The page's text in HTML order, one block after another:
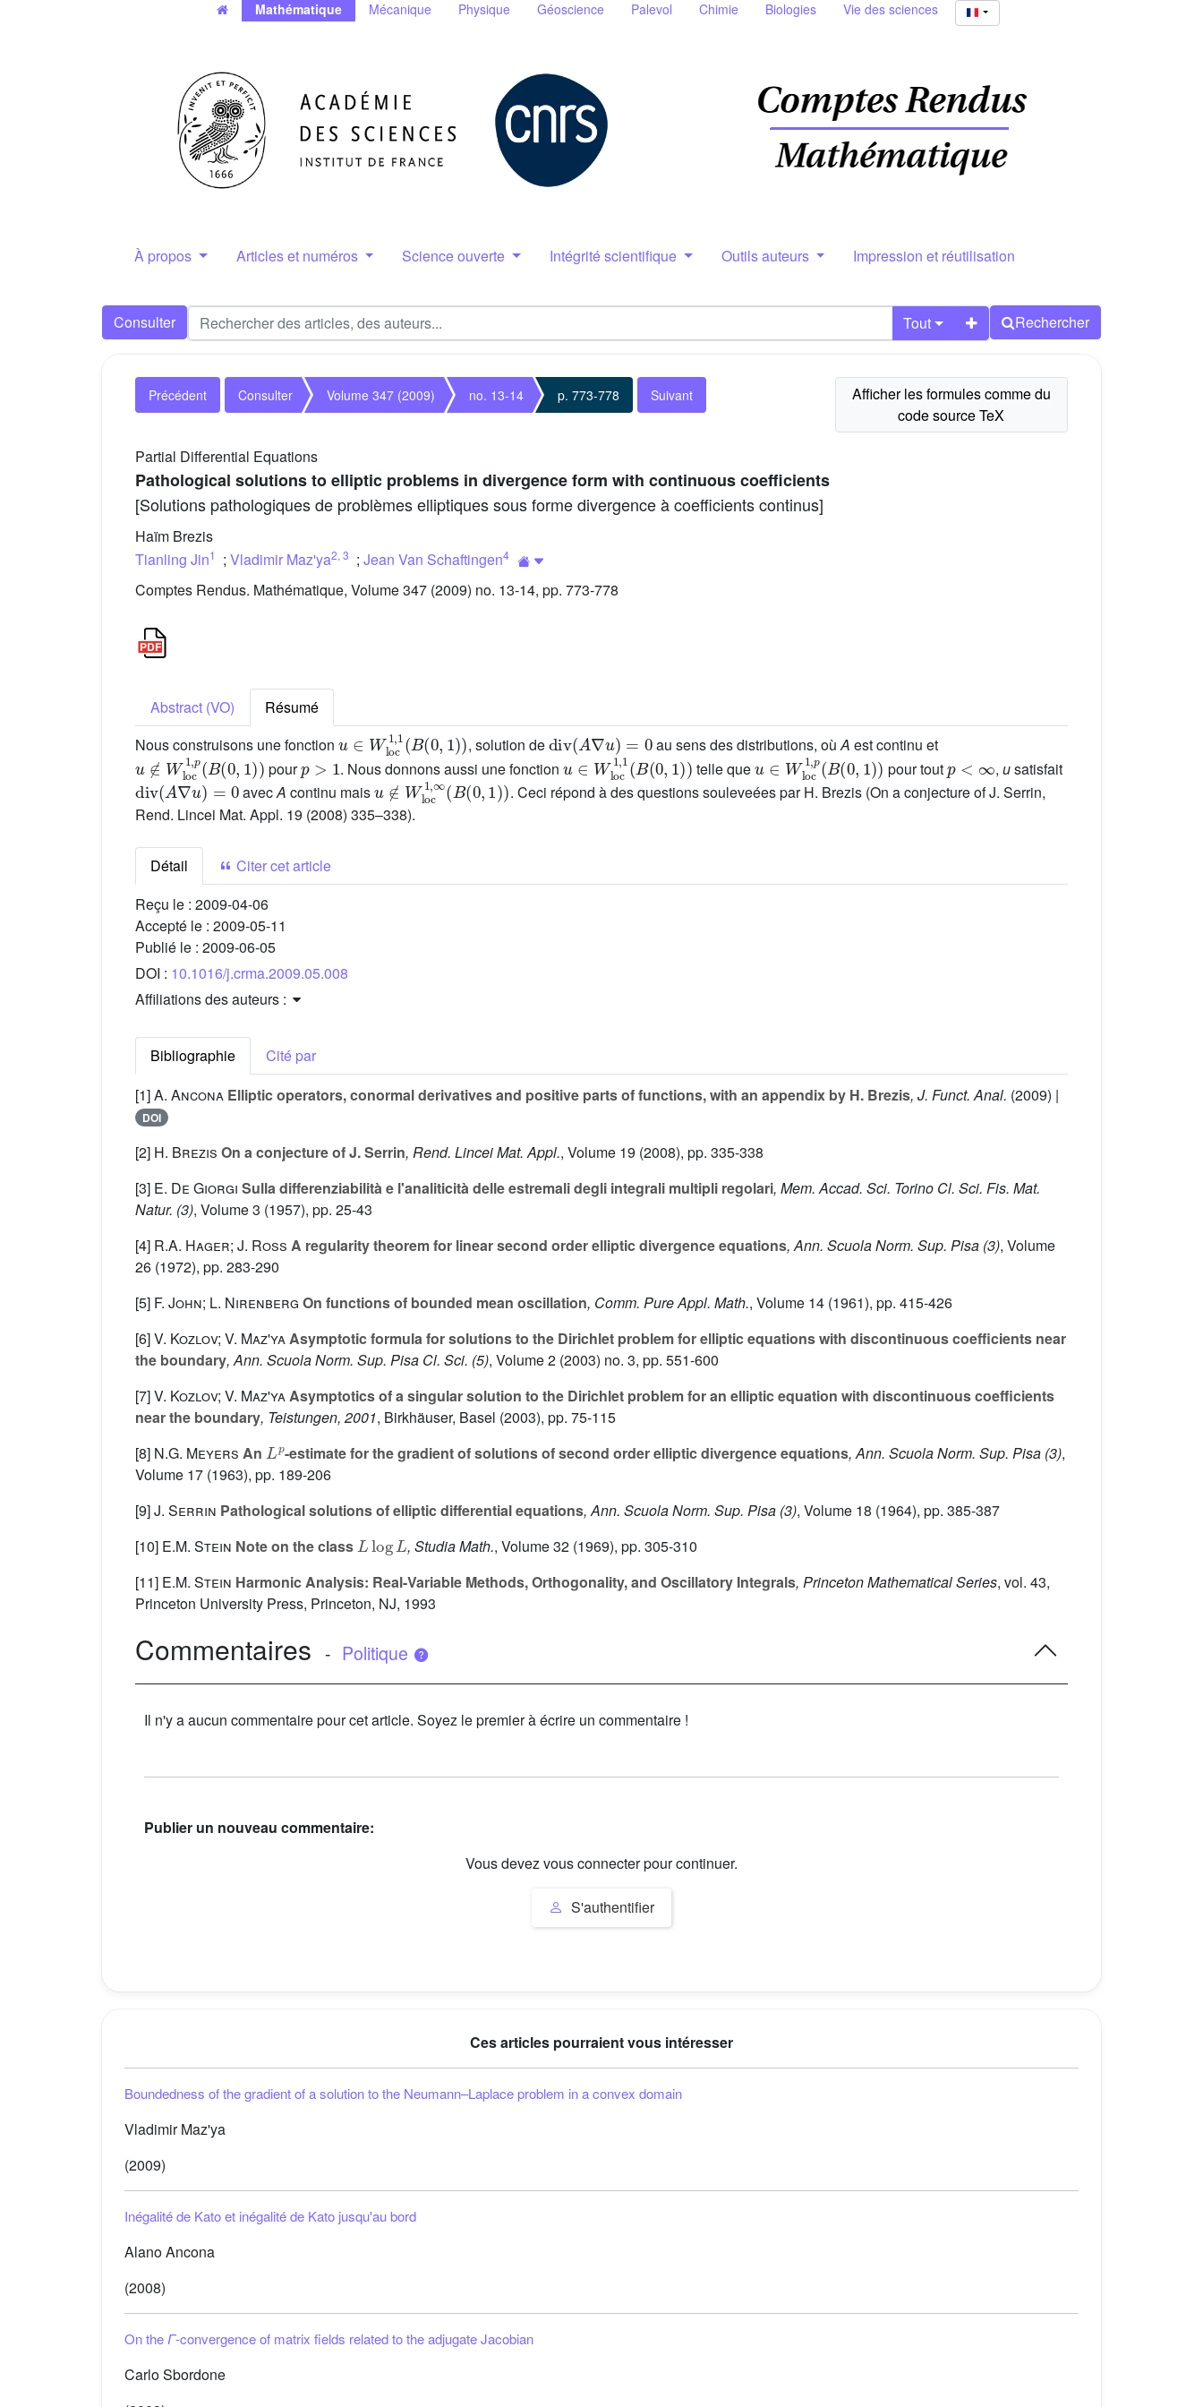
Mathématique Mécanique Physique Géoscience Palevol Chimie Biologies Vie des sciences
À propos Articles et numéros Science ouverte Intégrité scientifique Outils auteurs Impression et réutilisation
Consulter Tout Rechercher
Précédent Consulter Volume 347 (2009) no. 13-14 p. 773-778 Suivant
Partial Differential Equations
Pathological solutions to elliptic problems in divergence form with continuous coefficients
[Solutions pathologiques de problèmes elliptiques sous forme divergence à coefficients continus]
Haïm Brezis
Tianling Jin1 ; Vladimir Maz'ya2, 3 ; Jean Van Schaftingen4
Comptes Rendus. Mathématique, Volume 347 (2009) no. 13-14, pp. 773-778
Abstract (VO)
Résumé
Nous construisons une fonction
u∈Wloc1,1(B(0,1))
, solution de
div(A∇u)=0
au sens des distributions, oùA est continu et
u∉Wloc1,p(B(0,1))
pour
p>1
. Nous donnons aussi une fonction
u∈W loc1, 1(B(0,1))
telle que
u∈Wloc1,p(B(0,1))
pour tout , usatisfait
div( A∇u) =0
avecA continu mais
u∉Wloc1,∞(B (0,1))
. Ceci répond à des questions souleveées par H. Brezis (On a conjecture of J. Serrin,
Rend. Lincei Mat. Appl. 19 (2008) 335–338).
Détail
Citer cet article
Reçu le : 2009-04-06
Accepté le : 2009-05-11
Publié le : 2009-06-05
DOI : 10.1016/j.crma.2009.05.008
Affiliations des auteurs :
Bibliographie
Cité par
[1]A. Ancona Elliptic operators, conormal derivatives and positive parts of functions, with an appendix by H. Brezis, J. Funct. Anal. (2009) |
DOI
[2] H. Brezis On a conjecture of J. Serrin, Rend. Lincei Mat. Appl., Volume 19 (2008), pp. 335-338
[3] E. De Giorgi Sulla differenziabilità e l'analiticità delle estremali degli integrali multipli regolari, Mem. Accad. Sci. Torino Cl. Sci. Fis. Mat.
Natur. (3), Volume 3 (1957), pp. 25-43
[4] R.A. Hager; J. Ross A regularity theorem for linear second order elliptic divergence equations, Ann. Scuola Norm. Sup. Pisa (3), Volume
26 (1972), pp. 283-290
[5] F. John; L. Nirenberg On functions of bounded mean oscillation, Comm. Pure Appl. Math., Volume 14 (1961), pp. 415-426
[6]V. Kozlov; V. Maz'yaAsymptotic formula for solutions to the Dirichlet problem for elliptic equations with discontinuous coefficients near
the boundary, Ann. Scuola Norm. Sup. Pisa Cl. Sci. (5), Volume 2 (2003) no. 3, pp. 551-600
[7]V. Kozlov; V. Maz'yaAsymptotics of a singular solution to the Dirichlet problem for an elliptic equation with discontinuous coefficients
near the boundary, Teistungen, 2001, Birkhäuser, Basel (2003), pp. 75-115
[8] N.G. Meyers An -estimate for the gradient of solutions of second order elliptic divergence equations, Ann. Scuola Norm. Sup. Pisa (3),
Volume 17 (1963), pp. 189-206
[9]J. Serrin Pathological solutions of elliptic differential equations, Ann. Scuola Norm. Sup. Pisa (3), Volume 18 (1964), pp. 385-387
[10] E.M. Stein Note on the class , Studia Math., Volume 32 (1969), pp. 305-310
[11] E.M. Stein Harmonic Analysis: Real-Variable Methods, Orthogonality, and Oscillatory Integrals, Princeton Mathematical Series, vol. 43,
Princeton University Press, Princeton, NJ, 1993
Commentaires - Politique
Il n'y a aucun commentaire pour cet article. Soyez le premier à écrire un commentaire !
Publier un nouveau commentaire:
Vous devez vous connecter pour continuer.
S'authentifier
Ces articles pourraient vous intéresser
Boundedness of the gradient of a solution to the Neumann–Laplace problem in a convex domain
Vladimir Maz'ya
(2009)
Inégalité de Kato et inégalité de Kato jusqu'au bord
Alano Ancona
(2008)
On the Γ-convergence of matrix fields related to the adjugate Jacobian
Carlo Sbordone